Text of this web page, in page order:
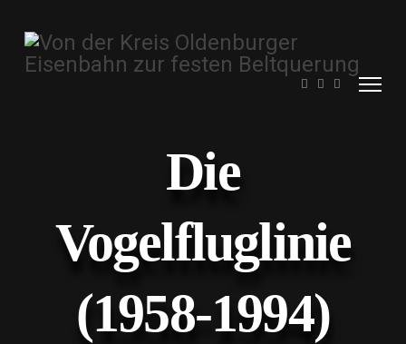
Die
Vogelfluglinie
(1958-1994)